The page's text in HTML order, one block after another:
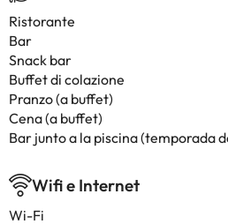
Ristorante
Bar
Snack bar
Buffet di colazione
Pranzo (a buffet)
Cena (a buffet)
Bar junto a la piscina (temporada
Wifi e Internet
Wi-Fi